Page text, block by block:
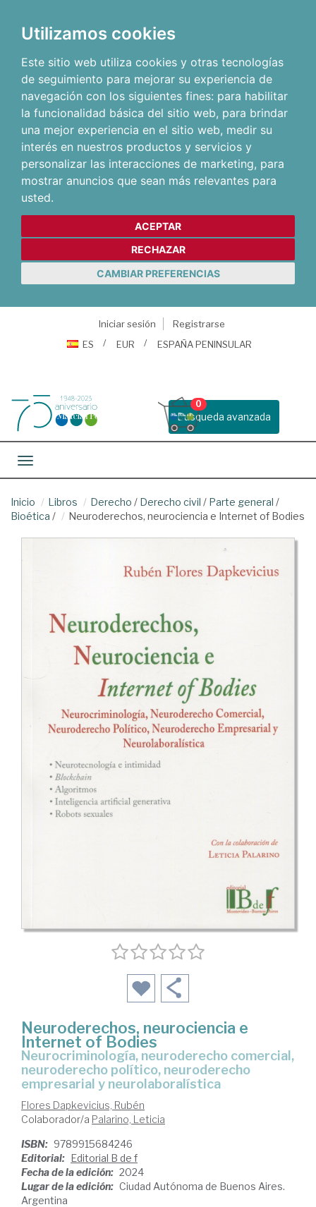
Utilizamos cookies
Este sitio web utiliza cookies y otras tecnologías
de seguimiento para mejorar su experiencia de
navegación con los siguientes fines: para habilitar
la funcionalidad básica del sitio web, para brindar
una mejor experiencia en el sitio web, medir su
interés en nuestros productos y servicios y
personalizar las interacciones de marketing, para
mostrar anuncios que sean más relevantes para
usted.
ACEPTAR
RECHAZAR
CAMBIAR PREFERENCIAS
Iniciar sesión
Registrarse
ES
EUR ESPAÑA PENINSULAR
Busqueda avanzada
0
Toggle navigation
Inicio Libros Derecho / Derecho civil / Parte general /
Bioética / Neuroderechos, neurociencia e Internet of Bodies
Neuroderechos, neurociencia e
Internet of Bodies
Neurocriminología, neuroderecho comercial,
neuroderecho político, neuroderecho
empresarial y neurolaboralística
Flores Dapkevicius, Rubén
Colaborador/a Palarino, Leticia
ISBN: 9789915684246
Editorial: Editorial B de f
Fecha de la edición: 2024
Lugar de la edición: Ciudad Autónoma de Buenos Aires.
Argentina